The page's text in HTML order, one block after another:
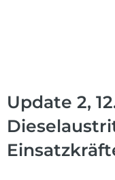
Update 2,